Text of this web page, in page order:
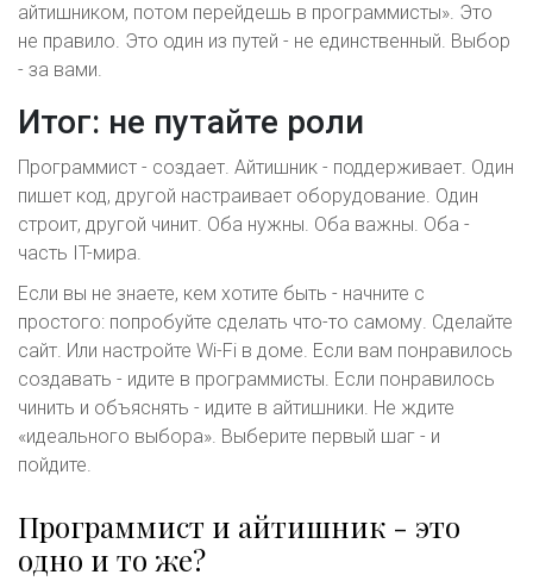
айтишником, потом перейдешь в программисты». Это
не правило. Это один из путей - не единственный. Выбор
- за вами.
Итог: не путайте роли
Программист - создает. Айтишник - поддерживает. Один
пишет код, другой настраивает оборудование. Один
строит, другой чинит. Оба нужны. Оба важны. Оба -
часть IT-мира.
Если вы не знаете, кем хотите быть - начните с
простого: попробуйте сделать что-то самому. Сделайте
сайт. Или настройте Wi-Fi в доме. Если вам понравилось
создавать - идите в программисты. Если понравилось
чинить и объяснять - идите в айтишники. Не ждите
«идеального выбора». Выберите первый шаг - и
пойдите.
Программист и айтишник - это
одно и то же?